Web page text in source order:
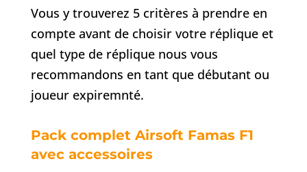
Vous y trouverez 5 critères à prendre en
compte avant de choisir votre réplique et
quel type de réplique nous vous
recommandons en tant que débutant ou
joueur expiremnté.
Pack complet Airsoft Famas F1
avec accessoires